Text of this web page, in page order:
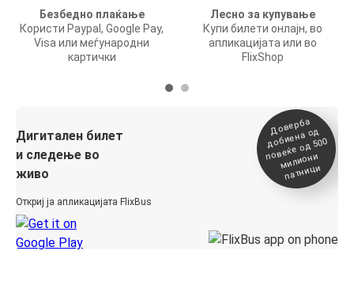
Безбедно плаќање
Користи Paypal, Google Pay,
Visa или меѓународни
картички
Лесно за купување
Купи билети онлајн, во
апликацијата или во
FlixShop
Дигитален билет
и следење во
живо
Откриј ја апликацијата FlixBus
Доверба
добиена о
д
повеќе о
д 500
милиони
патници